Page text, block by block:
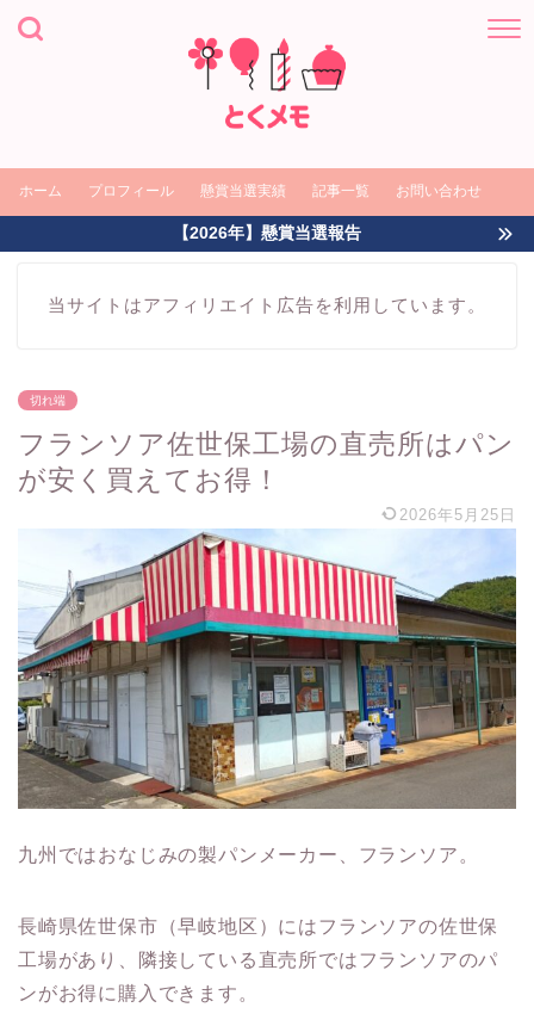
ホーム プロフィール 懸賞当選実績 記事一覧 お問い合わせ
【2026年】懸賞当選報告
当サイトはアフィリエイト広告を利用しています。
切れ端
フランソア佐世保工場の直売所はパン
が安く買えてお得！
2026年5月25日
九州ではおなじみの製パンメーカー、フランソア。
長崎県佐世保市（早岐地区）にはフランソアの佐世保
工場があり、隣接している直売所ではフランソアのパ
ンがお得に購入できます。